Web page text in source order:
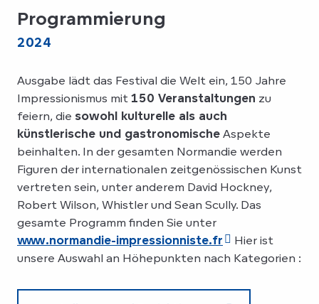
Programmierung
2024
Ausgabe lädt das Festival die Welt ein, 150 Jahre
Impressionismus mit 150 Veranstaltungen zu
feiern, die sowohl kulturelle als auch
künstlerische und gastronomische Aspekte
beinhalten. In der gesamten Normandie werden
Figuren der internationalen zeitgenössischen Kunst
vertreten sein, unter anderem David Hockney,
Robert Wilson, Whistler und Sean Scully. Das
gesamte Programm finden Sie unter
www.normandie-impressionniste.fr
Hier ist
unsere Auswahl an Höhepunkten nach Kategorien :